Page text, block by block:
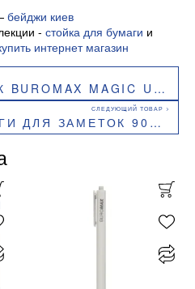
бейджи киев
- стойка для бумаги и
интернет магазин
UNICORN BM.2381-76 70 ММ
90Х90ММ BUROMAX BM.2276